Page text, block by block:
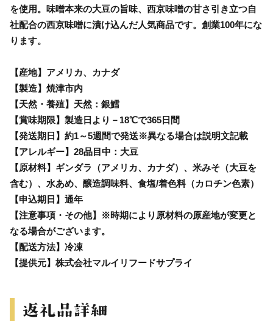
を使用。味噌本来の大豆の旨味、西京味噌の甘さ引き立つ自
社配合の西京味噌に漬け込んだ人気商品です。創業100年にな
ります。
【産地】アメリカ、カナダ
【製造】焼津市内
【天然・養殖】天然：銀鱈
【賞味期限】製造日より－18℃で365日間
【発送期日】約1～5週間で発送※異なる場合は説明文記載
【アレルギー】28品目中：大豆
【原材料】ギンダラ（アメリカ、カナダ）、米みそ（大豆を
含む）、水あめ、醸造調味料、食塩/着色料（カロチン色素）
【申込期日】通年
【注意事項・その他】※時期により原材料の原産地が変更と
なる場合がございます。
【配送方法】冷凍
【提供元】株式会社マルイリフードサプライ